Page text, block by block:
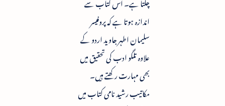
اندازہ ہوتا ہے کہ پروفیسر
سلیمان اطہر جاوید اردو کے
علاوہ تلگو ادب کی تحقیق میں
بھی مہارت رکھتے ہیں۔
مکاتیب رشید نامی کتاب میں